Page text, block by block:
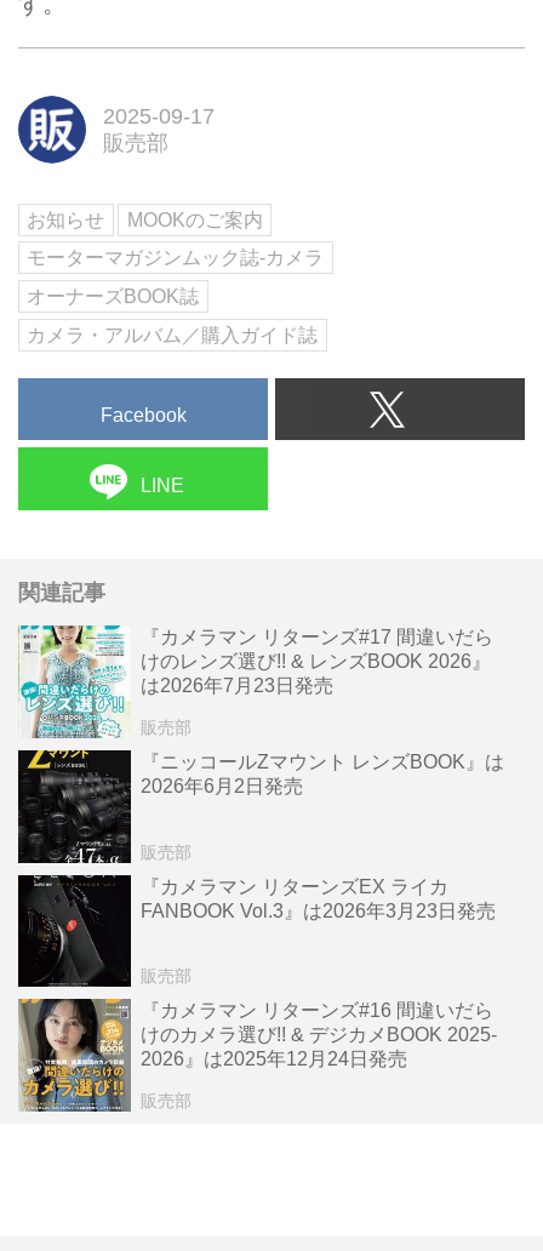
2025-09-17
販売部
お知らせ
MOOKのご案内
モーターマガジンムック誌-カメラ
オーナーズBOOK誌
カメラ・アルバム／購入ガイド誌
Facebook
LINE
関連記事
『カメラマン リターンズ#17 間違いだら
けのレンズ選び!! & レンズBOOK 2026』
は2026年7月23日発売
販売部
『ニッコールZマウント レンズBOOK』は
2026年6月2日発売
販売部
『カメラマン リターンズEX ライカ
FANBOOK Vol.3』は2026年3月23日発売
販売部
『カメラマン リターンズ#16 間違いだら
けのカメラ選び!! & デジカメBOOK 2025-
2026』は2025年12月24日発売
販売部